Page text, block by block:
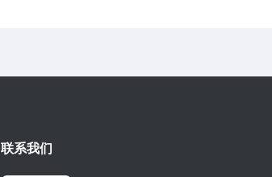
联系我们